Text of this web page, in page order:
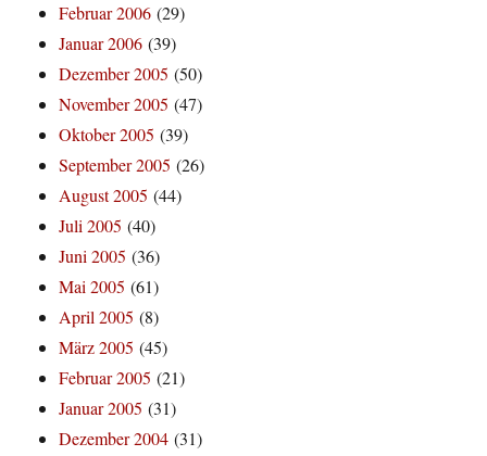
Februar 2006 (29)
Januar 2006 (39)
Dezember 2005 (50)
November 2005 (47)
Oktober 2005 (39)
September 2005 (26)
August 2005 (44)
Juli 2005 (40)
Juni 2005 (36)
Mai 2005 (61)
April 2005 (8)
März 2005 (45)
Februar 2005 (21)
Januar 2005 (31)
Dezember 2004 (31)